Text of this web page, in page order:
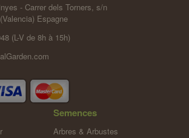
- Carrer dels Torners, s/n
Espagne
(L-V de 8h à 15h)
Semences
Arbres & Arbustes